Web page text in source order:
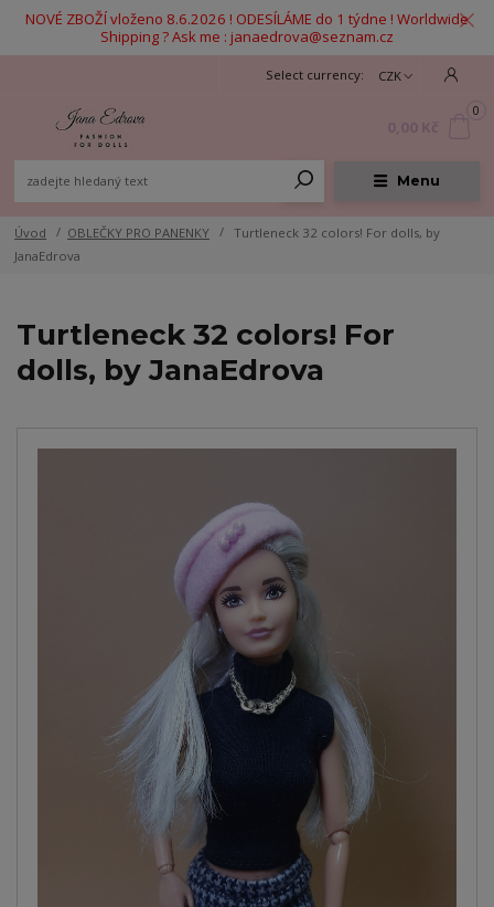
NOVÉ ZBOŽÍ vloženo 8.6.2026 ! ODESÍLÁME do 1 týdne ! Worldwide
Shipping ? Ask me : janaedrova@seznam.cz
Menu
CZK
0
Úvod OBLEČKY PRO PANENKY
Turtleneck 32 colors! For dolls, by
JanaEdrova
Turtleneck 32 colors! For
dolls, by JanaEdrova